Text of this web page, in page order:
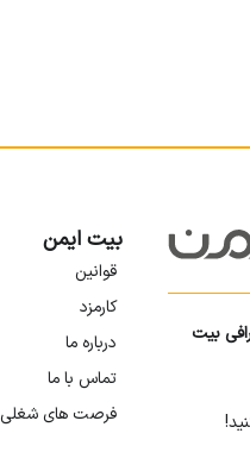
بیت
بیت ایمن
قوانین
کارمزد
درباره ما
تماس با ما
فرصت های شغلی